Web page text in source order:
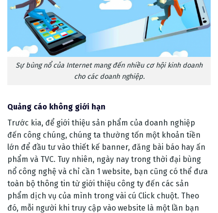
Sự bùng nổ của Internet mang đến nhiều cơ hội kinh doanh
cho các doanh nghiệp.
Quảng cáo không giới hạn
Trước kia, để giới thiệu sản phẩm của doanh nghiệp
đến công chúng, chúng ta thường tốn một khoản tiền
lớn để đầu tư vào thiết kế banner, đăng bài báo hay ấn
phẩm và TVC. Tuy nhiên, ngày nay trong thời đại bùng
nổ công nghệ và chỉ cần 1 website, bạn cũng có thể đưa
toàn bộ thông tin từ giới thiệu công ty đến các sản
phẩm dịch vụ của mình trong vài cú Click chuột. Theo
đó, mỗi người khi truy cập vào website là một lần bạn